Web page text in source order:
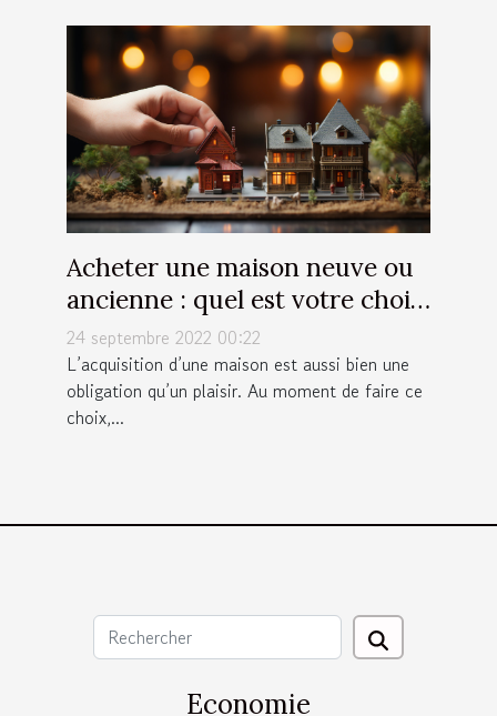
Acheter une maison neuve ou
ancienne : quel est votre choix
?
24 septembre 2022 00:22
L’acquisition d’une maison est aussi bien une
obligation qu’un plaisir. Au moment de faire ce
choix,...
Economie